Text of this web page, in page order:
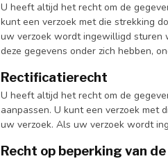
U heeft altijd het recht om de
kunt een verzoek met die strekking
uw verzoek wordt ingewilligd sturen
deze gegevens onder zich hebben,
Rectificatierecht
U heeft altijd het recht om de
aanpassen. U kunt een verzoek met
uw verzoek. Als uw verzoek wordt
Recht op beperking van